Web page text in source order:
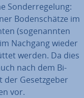
Son­der­re­ge­lung:
Bo­den­schät­ze im
(so­ge­nann­ten
Nachgang wieder
werden. Da dies
nach dem Bi­
der Ge­setz­ge­ber
vor.